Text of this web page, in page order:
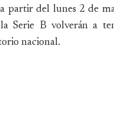
partir del lunes 2 de
Serie B volverán a
nacional.